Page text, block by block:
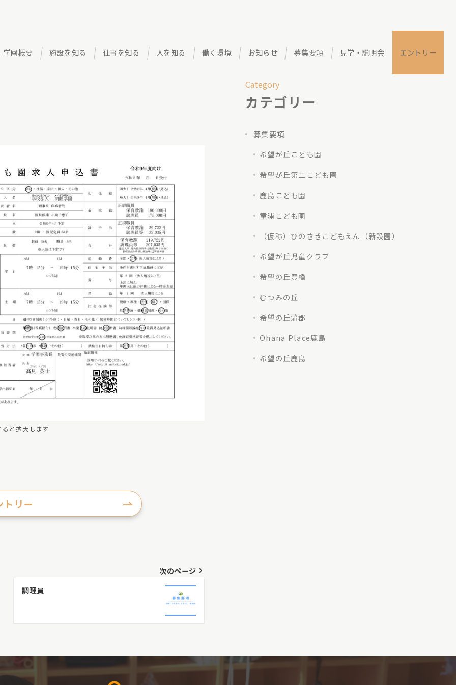
学園概要 施設を知る 仕事を知る 人を知る 働く環境 お知らせ 募集要項 見学・説明会 エントリー
と拡大します
トリー
次のページ
調理員
Category
カテゴリー
募集要項
希望が丘こども園
希望が丘第二こども園
鹿島こども園
童浦こども園
（仮称）ひのさきこどもえん（新設園）
希望が丘児童クラブ
希望の丘豊橋
むつみの丘
希望の丘蒲郡
Ohana Place鹿島
希望の丘鹿島